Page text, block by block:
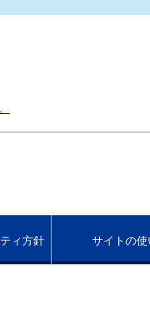
ィ方針 サイトの使